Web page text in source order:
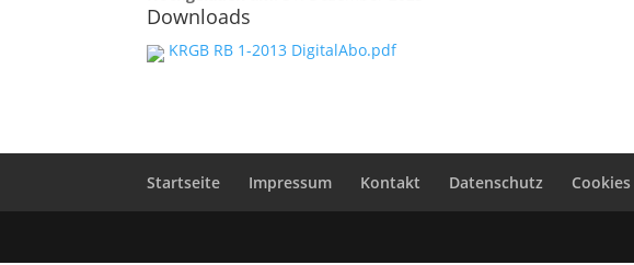
Downloads
KRGB RB 1-2013 DigitalAbo.pdf
Startseite Impressum Kontakt Datenschutz Cookies